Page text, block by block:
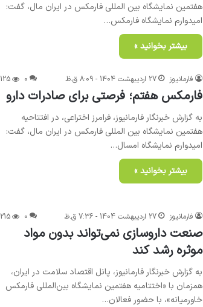
هفتمین نمایشگاه بین المللی فارمکس در ایران مال، گفت:
امیدوارم نمایشگاه فارمکس…
بیشتر بخوانید »
فارمانیوز 27 اردیبهشت 1404 - 8:09 ق.ظ 0
125
فارمکس هفتم؛ فرصتی برای صادرات دارو
به گزارش خبرنگار فارمانیوز، فرامرز اختراعی، در افتتاحیه
هفتمین نمایشگاه بین المللی فارمکس در ایران مال، گفت:
امیدوارم نمایشگاه امسال…
بیشتر بخوانید »
فارمانیوز 27 اردیبهشت 1404 - 7:36 ق.ظ 0
215
صنعت داروسازی نمی‌تواند بدون مواد
موثره رشد کند
به گزارش خبرنگار فارمانیوز، پانل اقتصاد سلامت در ایران،
همزمان با «اختتامیه هفتمین نمایشگاه بین‌المللی فارمکس
خاورمیانه»، با حضور فعالان…